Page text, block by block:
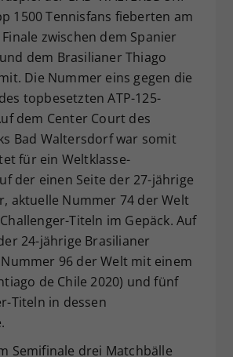
1500 Tennisfans fieberten am
zwischen dem Spanier
dem Brasilianer Thiago
Die Nummer eins gegen die
topbesetzten ATP-125-
dem Center Court des
Bad Waltersdorf war somit
für ein Weltklasse-
der einen Seite der 27-jährige
aktuelle Nummer 74 der Welt
Titeln im Gepäck. Auf
24-jährige Brasilianer
96 der Welt mit einem
de Chile 2020) und fünf
Titeln in dessen
Semifinale drei Matchbälle
Wert speichert Ihre Consent-
Unter anderem eine
generierte ID, für die
Speicherung Ihrer
Einstellungen, falls der
Betreiber dies eingestellt